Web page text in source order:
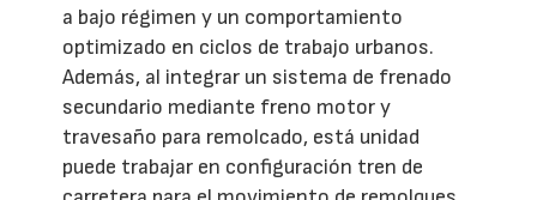
a bajo régimen y un comportamiento
optimizado en ciclos de trabajo urbanos.
Además, al integrar un sistema de frenado
secundario mediante freno motor y
travesaño para remolcado, está unidad
puede trabajar en configuración tren de